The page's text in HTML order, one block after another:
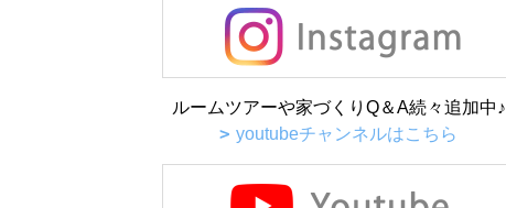
ルームツアーや家づくりQ＆A続々追加中♪
youtubeチャンネルはこちら